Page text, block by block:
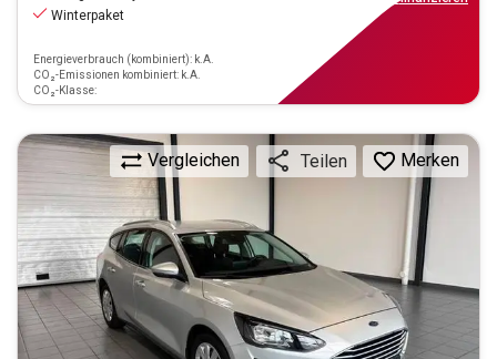
Winterpaket
Energieverbrauch (kombiniert): k.A.
CO₂-Emissionen kombiniert: k.A.
CO₂-Klasse:
Vergleichen Teilen Merken